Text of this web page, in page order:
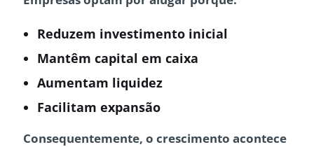
Reduzem investimento inicial
Mantêm capital em caixa
Aumentam liquidez
Facilitam expansão
Consequentemente, o crescimento acontece